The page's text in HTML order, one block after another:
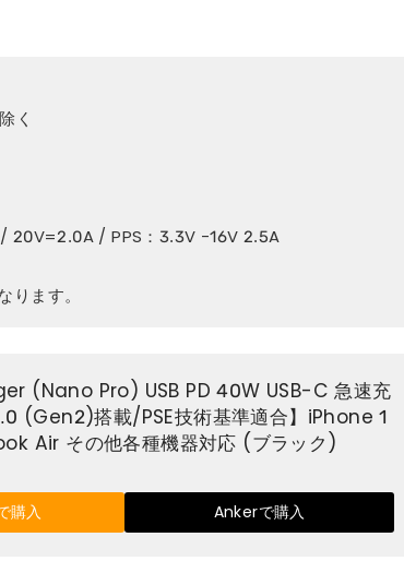
く
/ PPS：3.3V -16V 2.5A
ます。
(Nano Pro) USB PD 40W USB-C 急速充
(Gen2)搭載/PSE技術基準適合】iPhone 1
Air その他各種機器対応 (ブラック)
購入 Ankerで購入